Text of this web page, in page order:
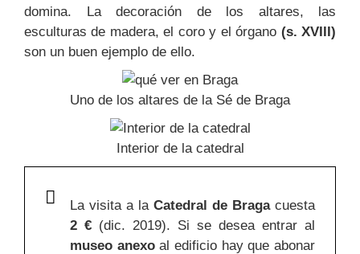
domina. La decoración de los altares, las
esculturas de madera, el coro y el órgano (s. XVIII)
son un buen ejemplo de ello.
Uno de los altares de la Sé de Braga
Interior de la catedral
La visita a la Catedral de Bragacuesta
2 € (dic. 2019). Si se desea entrar al
museo anexoal edificio hay que abonar